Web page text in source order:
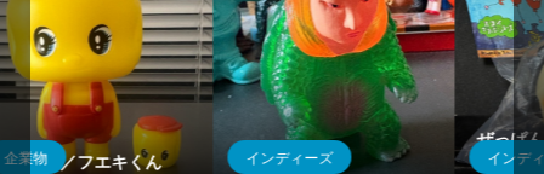
インディーズ
ぜっぱんだくん ソフ
ビ！
ウルトラマン
ゴメス1期